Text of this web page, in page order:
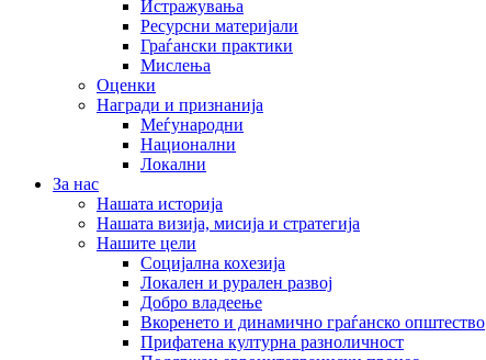
Истражувања
Ресурсни материјали
Граѓански практики
Мислења
Оценки
Награди и признанија
Меѓународни
Национални
Локални
За нас
Нашата историја
Нашата визија, мисија и стратегија
Нашите цели
Социјална кохезија
Локален и рурален развој
Добро владеење
Вкоренето и динамично граѓанско општество
Прифатена културна разноличност